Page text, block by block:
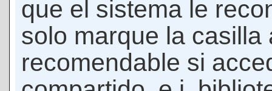
que el sistema le
solo marque la casilla
recomendable si